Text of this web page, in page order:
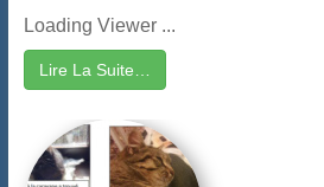
Loading Viewer ...
Lire La Suite…